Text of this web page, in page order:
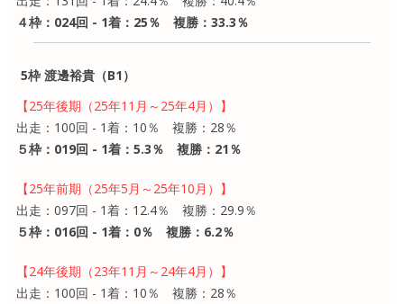
４枠：024回 - 1着：25％ 複勝：33.3％
5枠 渡邊裕貴（B1）
【25年後期（25年11月～25年4月）】
出走：100回 - 1着：10％ 複勝：28％
５枠：019回 - 1着：5.3％ 複勝：21％
【25年前期（25年5月～25年10月）】
出走：097回 - 1着：12.4％ 複勝：29.9％
５枠：016回 - 1着：0％ 複勝：6.2％
【24年後期（23年11月～24年4月）】
出走：100回 - 1着：10％ 複勝：28％